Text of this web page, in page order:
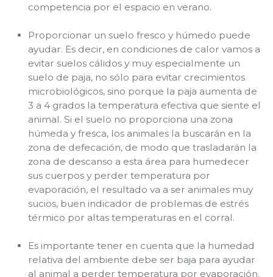
competencia por el espacio en verano.
Proporcionar un suelo fresco y húmedo puede
ayudar. Es decir, en condiciones de calor vamos a
evitar suelos cálidos y muy especialmente un
suelo de paja, no sólo para evitar crecimientos
microbiológicos, sino porque la paja aumenta de
3 a 4 grados la temperatura efectiva que siente el
animal. Si el suelo no proporciona una zona
húmeda y fresca, los animales la buscarán en la
zona de defecación, de modo que trasladarán la
zona de descanso a esta área para humedecer
sus cuerpos y perder temperatura por
evaporación, el resultado va a ser animales muy
sucios, buen indicador de problemas de estrés
térmico por altas temperaturas en el corral.
Es importante tener en cuenta que la humedad
relativa del ambiente debe ser baja para ayudar
al animal a perder temperatura por evaporación.